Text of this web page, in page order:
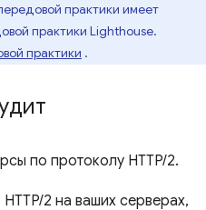
практики имеет
практики Lighthouse.
практики .
по протоколу HTTP/2.
2 на ваших серверах,